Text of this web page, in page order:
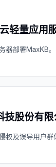
轻量应用
器部署MaxKB。
技股份有
权及误导用户